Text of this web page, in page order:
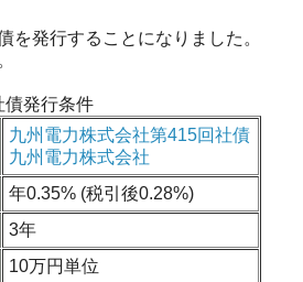
を発行することになりました。
債発行条件
九州電力株式会社第415回社債
九州電力株式会社
年0.35% (税引後0.28%)
3年
10万円単位